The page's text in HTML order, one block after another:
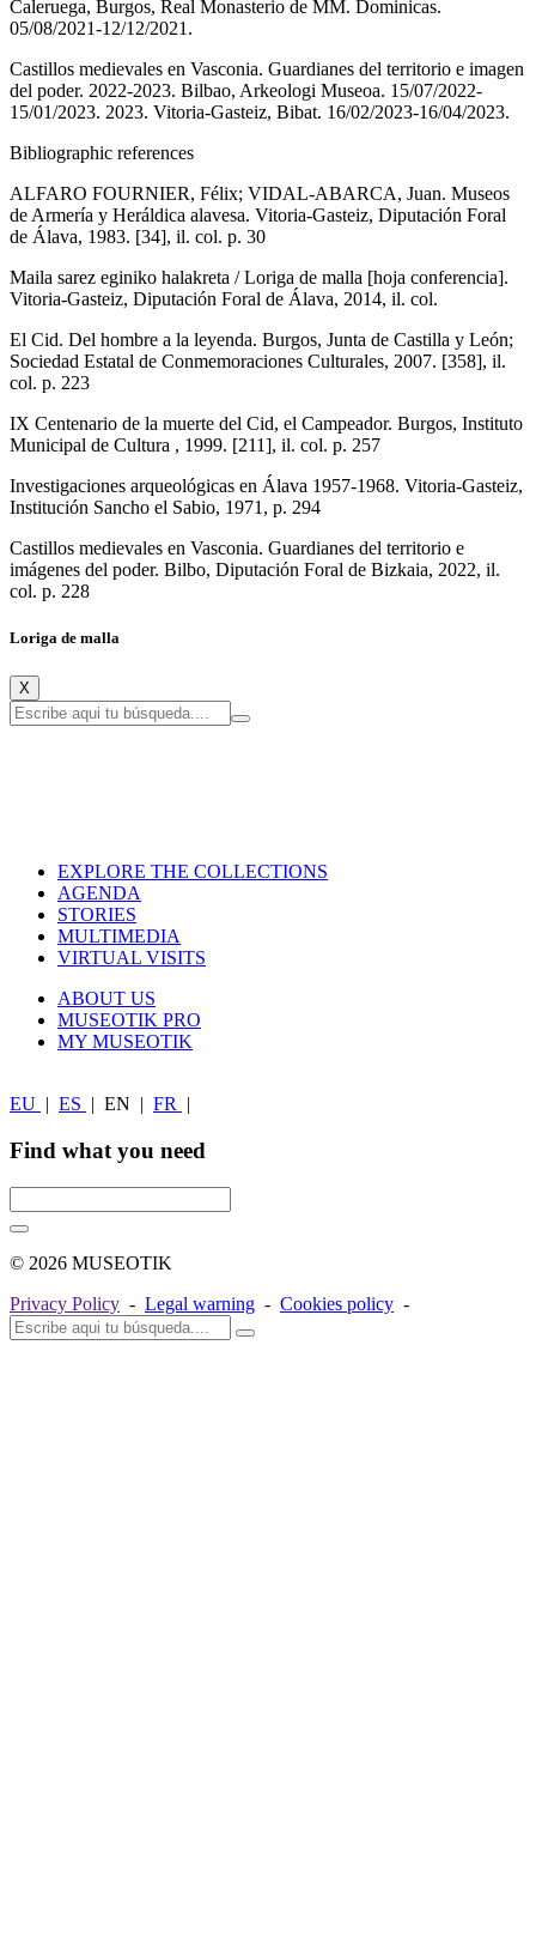
Caleruega, Burgos, Real Monasterio de MM. Dominicas.
05/08/2021-12/12/2021.
Castillos medievales en Vasconia. Guardianes del territorio e imagen
del poder. 2022-2023. Bilbao, Arkeologi Museoa. 15/07/2022-
15/01/2023. 2023. Vitoria-Gasteiz, Bibat. 16/02/2023-16/04/2023.
Bibliographic references
ALFARO FOURNIER, Félix; VIDAL-ABARCA, Juan. Museos
de Armería y Heráldica alavesa. Vitoria-Gasteiz, Diputación Foral
de Álava, 1983. [34], il. col. p. 30
Maila sarez eginiko halakreta / Loriga de malla [hoja conferencia].
Vitoria-Gasteiz, Diputación Foral de Álava, 2014, il. col.
El Cid. Del hombre a la leyenda. Burgos, Junta de Castilla y León;
Sociedad Estatal de Conmemoraciones Culturales, 2007. [358], il.
col. p. 223
IX Centenario de la muerte del Cid, el Campeador. Burgos, Instituto
Municipal de Cultura , 1999. [211], il. col. p. 257
Investigaciones arqueológicas en Álava 1957-1968. Vitoria-Gasteiz,
Institución Sancho el Sabio, 1971, p. 294
Castillos medievales en Vasconia. Guardianes del territorio e
imágenes del poder. Bilbo, Diputación Foral de Bizkaia, 2022, il.
col. p. 228
Loriga de malla
X
EXPLORE THE COLLECTIONS
AGENDA
STORIES
MULTIMEDIA
VIRTUAL VISITS
ABOUT US
MUSEOTIK PRO
MY MUSEOTIK
EU | ES | EN | FR |
Find what you need
© 2026 MUSEOTIK
Privacy Policy - Legal warning - Cookies policy -